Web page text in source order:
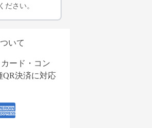
ださい。
いて
ード・コン
QR決済に対応